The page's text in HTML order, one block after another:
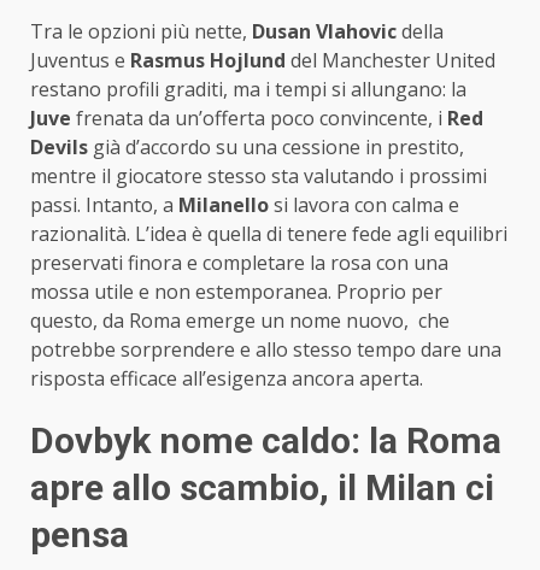
Tra le opzioni più nette, Dusan Vlahovicdella
Juventus e Rasmus Hojlund del Manchester United
restano profili graditi, ma i tempi si allungano: la
Juve frenata da un’offerta poco convincente, i Red
Devils già d’accordo su una cessione in prestito,
mentre il giocatore stesso sta valutando i prossimi
passi. Intanto, a Milanellosi lavora con calma e
razionalità. L’idea è quella di tenere fede agli equilibri
preservati finora e completare la rosa con una
mossa utile e non estemporanea. Proprio per
questo, da Roma emerge un nome nuovo, che
potrebbe sorprendere e allo stesso tempo dare una
risposta efficace all’esigenza ancora aperta.
Dovbyk nome caldo: la Roma
apre allo scambio, il Milan ci
pensa